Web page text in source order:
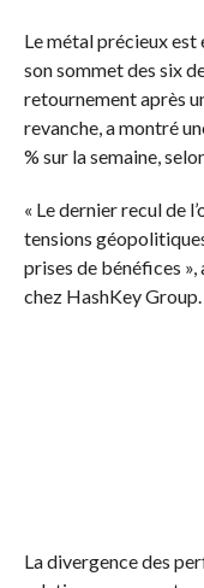
Le métal précieux est
son sommet des six
retournement après
revanche, a montré
% sur la semaine,
« Le dernier recul de
tensions
prises de bénéfices
chez HashKey Group.
La divergence des